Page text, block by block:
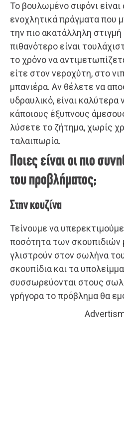
Το βουλωμένο σιφόνι είναι
ενοχλητικά πράγματα που
την πιο ακατάλληλη
πιθανότερο είναι
το χρόνο να
είτε στον νεροχύτη, στο
μπανιέρα. Αν θέλετε να
υδραυλικό, είναι καλύτερα
κάποιους έξυπνους
λύσετε το ζήτημα, χωρίς
ταλαιπωρία.
Ποιες είναι οι πιο
του προβλήματος;
Στην κουζίνα
Τείνουμε να
ποσότητα των σκουπιδιών
γλιστρούν στον σωλήνα
σκουπίδια και τα
συσσωρεύονται στους
γρήγορα το πρόβλημα θα